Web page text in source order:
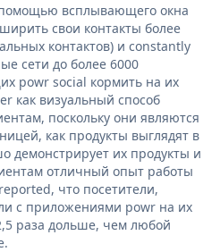
всплывающего окна
свои контакты более
контактов) и constantly
сети до более 6000
powr social кормить на их
как визуальный способ
поскольку они являются
как продукты выглядят в
демонстрирует их продукты и
отличный опыт работы
что посетители,
с приложениями powr на их
раза дольше, чем любой